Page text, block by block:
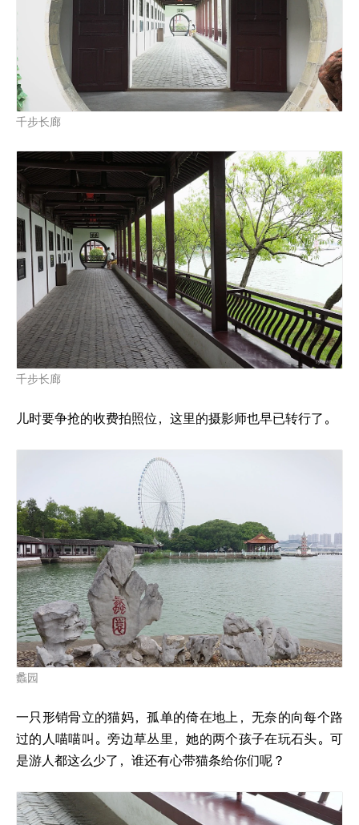
千步长廊
千步长廊
儿时要争抢的收费拍照位，这里的摄影师也早已转行了。
蠡园
一只形销骨立的猫妈，孤单的倚在地上，无奈的向每个路
过的人喵喵叫。旁边草丛里，她的两个孩子在玩石头。可
是游人都这么少了，谁还有心带猫条给你们呢？